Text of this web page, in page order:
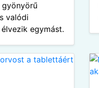
valódi
egymást.